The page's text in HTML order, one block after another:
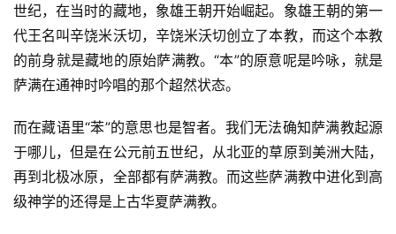
世纪，在当时的藏地，象雄王朝开始崛起。象雄王朝的第一
代王名叫辛饶米沃切，辛饶米沃切创立了本教，而这个本教
的前身就是藏地的原始萨满教。“本”的原意呢是吟咏，就是
萨满在通神时吟唱的那个超然状态。
而在藏语里“苯”的意思也是智者。我们无法确知萨满教起源
于哪儿，但是在公元前五世纪，从北亚的草原到美洲大陆，
再到北极冰原，全部都有萨满教。而这些萨满教中进化到高
级神学的还得是上古华夏萨满教。